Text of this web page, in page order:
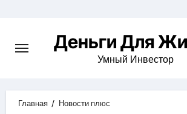
содержимомуДеньги Для
Умный Инвестор
Главная
Новости плюс